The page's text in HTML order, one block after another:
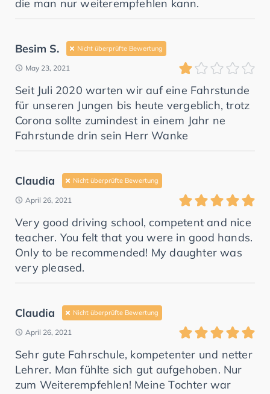
die man nur weiterempfehlen kann.
Besim S. Nicht überprüfte Bewertung
May 23, 2021
Seit Juli 2020 warten wir auf eine Fahrstunde
für unseren Jungen bis heute vergeblich, trotz
Corona sollte zumindest in einem Jahr ne
Fahrstunde drin sein Herr Wanke
Claudia Nicht überprüfte Bewertung
April 26, 2021
Very good driving school, competent and nice
teacher. You felt that you were in good hands.
Only to be recommended! My daughter was
very pleased.
Claudia Nicht überprüfte Bewertung
April 26, 2021
Sehr gute Fahrschule, kompetenter und netter
Lehrer. Man fühlte sich gut aufgehoben. Nur
zum Weiterempfehlen! Meine Tochter war